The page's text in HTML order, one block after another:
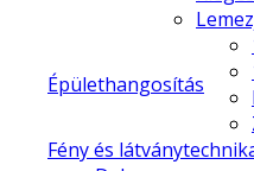
Épülethangosítás
Fény és